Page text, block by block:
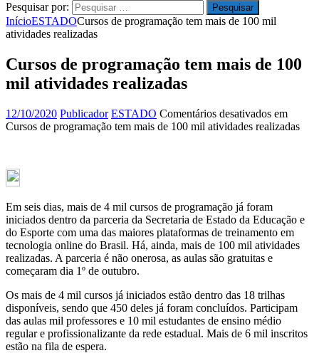
Pesquisar por:
InícioESTADOCursos de programação tem mais de 100 mil
atividades realizadas
Cursos de programação tem mais de 100
mil atividades realizadas
12/10/2020 Publicador ESTADO Comentários desativados em
Cursos de programação tem mais de 100 mil atividades realizadas
Em seis dias, mais de 4 mil cursos de programação já foram
iniciados dentro da parceria da Secretaria de Estado da Educação e
do Esporte com uma das maiores plataformas de treinamento em
tecnologia online do Brasil. Há, ainda, mais de 100 mil atividades
realizadas. A parceria é não onerosa, as aulas são gratuitas e
começaram dia 1º de outubro.
Os mais de 4 mil cursos já iniciados estão dentro das 18 trilhas
disponíveis, sendo que 450 deles já foram concluídos. Participam
das aulas mil professores e 10 mil estudantes de ensino médio
regular e profissionalizante da rede estadual. Mais de 6 mil inscritos
estão na fila de espera.